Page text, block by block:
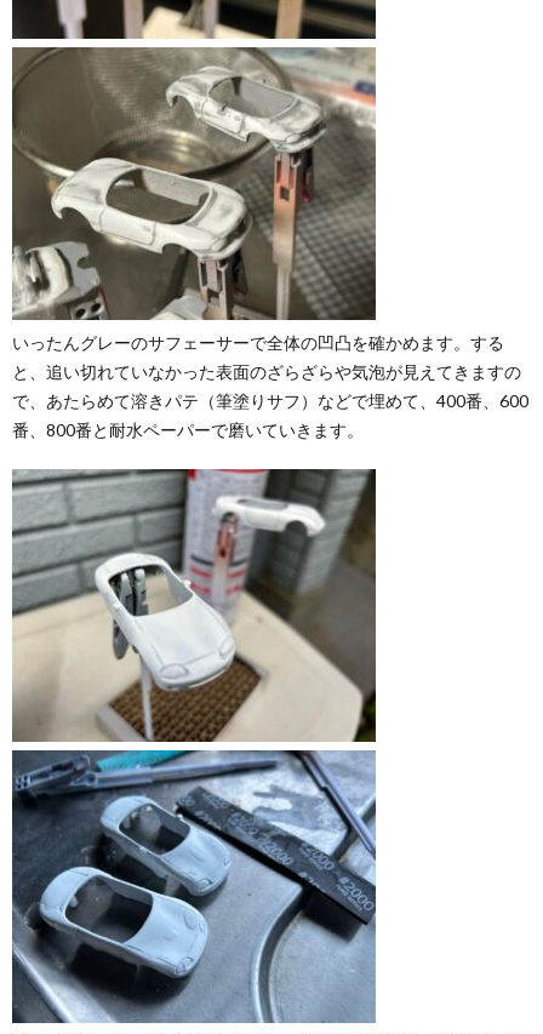
いったんグレーのサフェーサーで全体の凹凸を確かめます。する
と、追い切れていなかった表面のざらざらや気泡が見えてきますの
で、あたらめて溶きパテ（筆塗りサフ）などで埋めて、400番、600
番、800番と耐水ペーパーで磨いていきます。